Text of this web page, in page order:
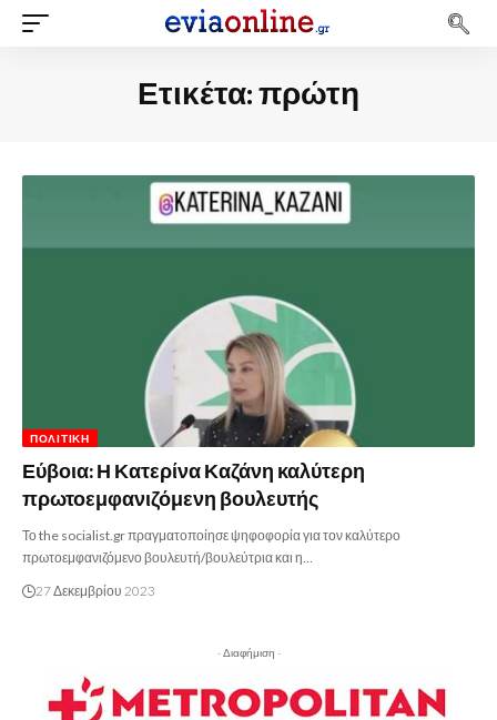
Ετικέτα:πρώτη
ΠΟΛΙΤΙΚΉ
Εύβοια: Η Κατερίνα Καζάνη καλύτερη
πρωτοεμφανιζόμενη βουλευτής
Το the socialist.gr πραγματοποίησε ψηφοφορία για τον καλύτερο
πρωτοεμφανιζόμενο βουλευτή/βουλεύτρια και η…
27 Δεκεμβρίου 2023
- Διαφήμιση -